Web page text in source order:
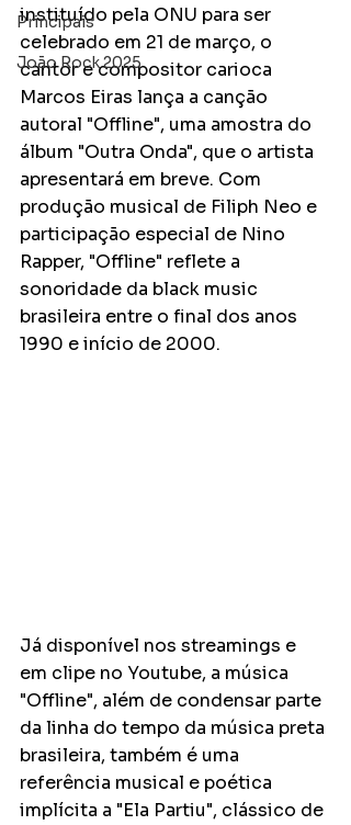
Principais
João Rock 2025
instituído pela ONU para ser
celebrado em 21 de março, o
cantor e compositor carioca
Marcos Eiras lança a canção
autoral "Offline", uma amostra do
álbum "Outra Onda", que o artista
apresentará em breve. Com
produção musical de Filiph Neo e
participação especial de Nino
Rapper, "Offline" reflete a
sonoridade da black music
brasileira entre o final dos anos
1990 e início de 2000.
Já disponível nos streamings e
em clipe no Youtube, a música
"Offline", além de condensar parte
da linha do tempo da música preta
brasileira, também é uma
referência musical e poética
implícita a "Ela Partiu", clássico de